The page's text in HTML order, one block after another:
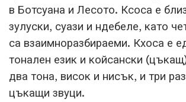
в Ботсуана и Лесото. Ксоса е
зулуски, суази и ндебеле, като
са взаимноразбираеми. Кхоса е
тонален език и койсански
два тона, висок и нисък, и три
цъкащи звуци.